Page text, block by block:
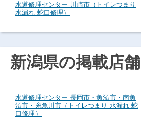
水道修理センター 川崎市（トイレつまり
水漏れ 蛇口修理）
新潟県の掲載店舗
水道修理センター 長岡市・魚沼市・南魚
沼市・糸魚川市（トイレつまり 水漏れ 蛇
口修理）